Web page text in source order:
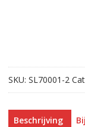
II,EOS
5D
Mark
III,EOS
5DS,EOS
SKU: SL70001-2
Beschrijving